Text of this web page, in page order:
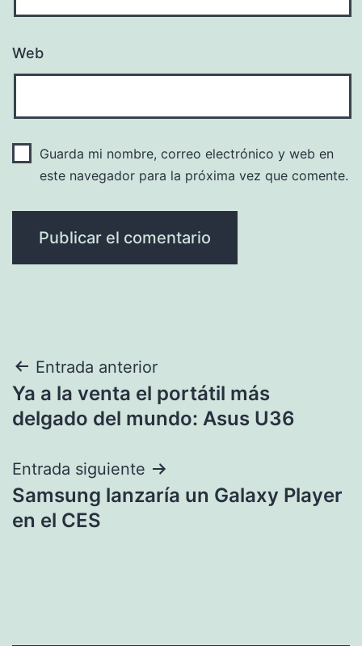
Web
Guarda mi nombre, correo electrónico y web en
este navegador para la próxima vez que comente.
Navegación
de
Entrada anterior
Ya a la venta el portátil más
delgado del mundo: Asus U36
Entrada siguiente
Samsung lanzaría un Galaxy Player
en el CES